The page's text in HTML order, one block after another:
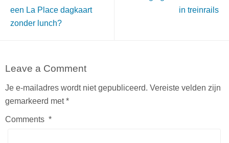
een La Place dagkaart
zonder lunch?
in treinrails
Leave a Comment
Je e-mailadres wordt niet gepubliceerd. Vereiste velden zijn
gemarkeerd met*
Comments *